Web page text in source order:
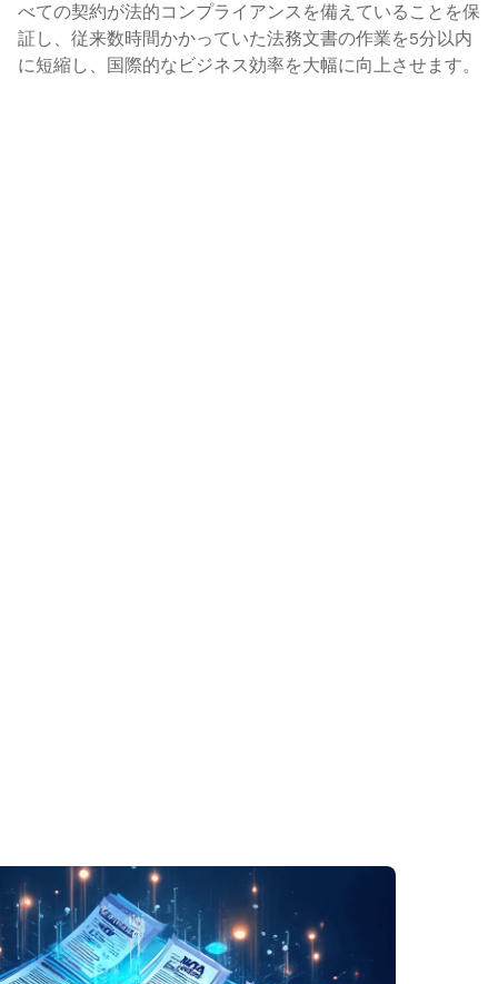
べての契約が法的コンプライアンスを備えていることを保
証し、従来数時間かかっていた法務文書の作業を5分以内
に短縮し、国際的なビジネス効率を大幅に向上させます。